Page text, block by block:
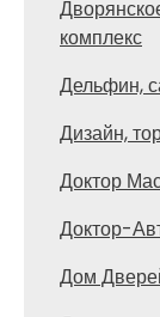
комплекс
Дельфин,
Дизайн,
Доктор
Доктор-
Дом